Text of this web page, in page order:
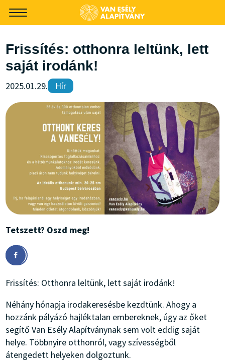
-->
Frissítés: otthonra leltünk, lett
saját irodánk!
2025.01.29. Hír
Tetszett? Oszd meg!
Frissítés: Otthonra leltünk, lett saját irodánk!
Néhány hónapja irodakeresésbe kezdtünk. Ahogy a
hozzánk pályázó hajléktalan embereknek, úgy az őket
segítő Van Esély Alapítványnak sem volt eddig saját
helye. Többnyire otthonról, vagy szívességből
átengedett helyeken dolgoztunk.